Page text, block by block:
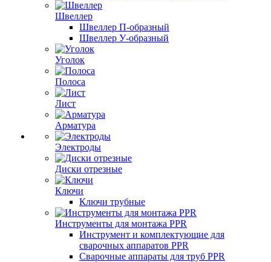
Швеллер
Швеллер П-образный
Швеллер У-образный
Уголок
Полоса
Лист
Арматура
Электроды
Диски отрезные
Ключи
Ключи трубные
Инструменты для монтажа PPR
Инструмент и комплектующие для
сварочных аппаратов PPR
Сварочные аппараты для труб PPR